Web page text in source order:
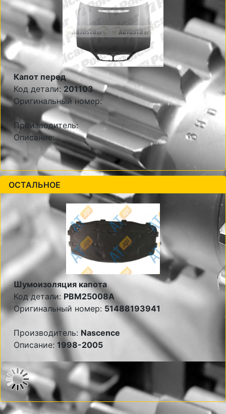
Капот перед
Код детали:201103
Оригинальный номер:
Производитель:
Описание:
ОСТАЛЬНОЕ
Шумоизоляция капота
Код детали: PBM25008A
Оригинальный номер: 51488193941
Производитель: Nascence
Описание: 1998-2005